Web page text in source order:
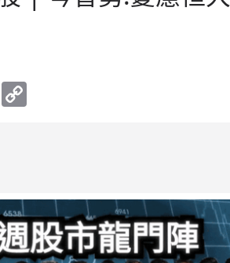
E
Li
n
k